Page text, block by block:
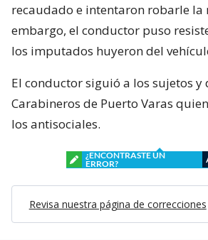
recaudado e intentaron robarle la
embargo, el conductor puso
los imputados huyeron del
El conductor siguió a los sujetos y
Carabineros de Puerto Varas
los antisociales.
¿ENCONTRASTE UN
ERROR?
Revisa nuestra página de correcciones